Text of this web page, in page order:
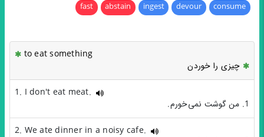
consume
devour
ingest
abstain
fast
to eat something
چیزی را خوردن
1. I don't eat meat.
1. من گوشت نمی‌خورم.
2. We ate dinner in a noisy cafe.